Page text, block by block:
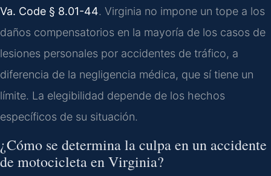
Va. Code § 8.01-44. Virginia no impone un tope a los
daños compensatorios en la mayoría de los casos de
lesiones personales por accidentes de tráfico, a
diferencia de la negligencia médica, que sí tiene un
límite. La elegibilidad depende de los hechos
específicos de su situación.
¿Cómo se determina la culpa en un accidente
de motocicleta en Virginia?